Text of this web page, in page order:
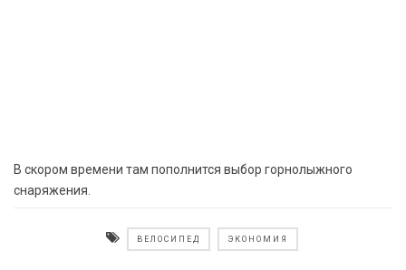
В скором времени там пополнится выбор горнолыжного
снаряжения.
ВЕЛОСИПЕД ЭКОНОМИЯ